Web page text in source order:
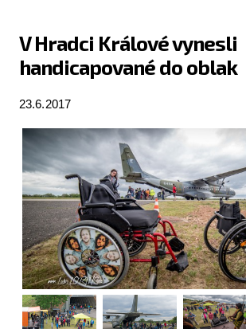
V Hradci Králové vynesli
handicapované do oblak
23.6.2017
Flying Revue
Expedice
Pro piloty
Série & speciály
Letecká videa
Aktuální FR + archiv
Letecká muzea
VFR Communication app